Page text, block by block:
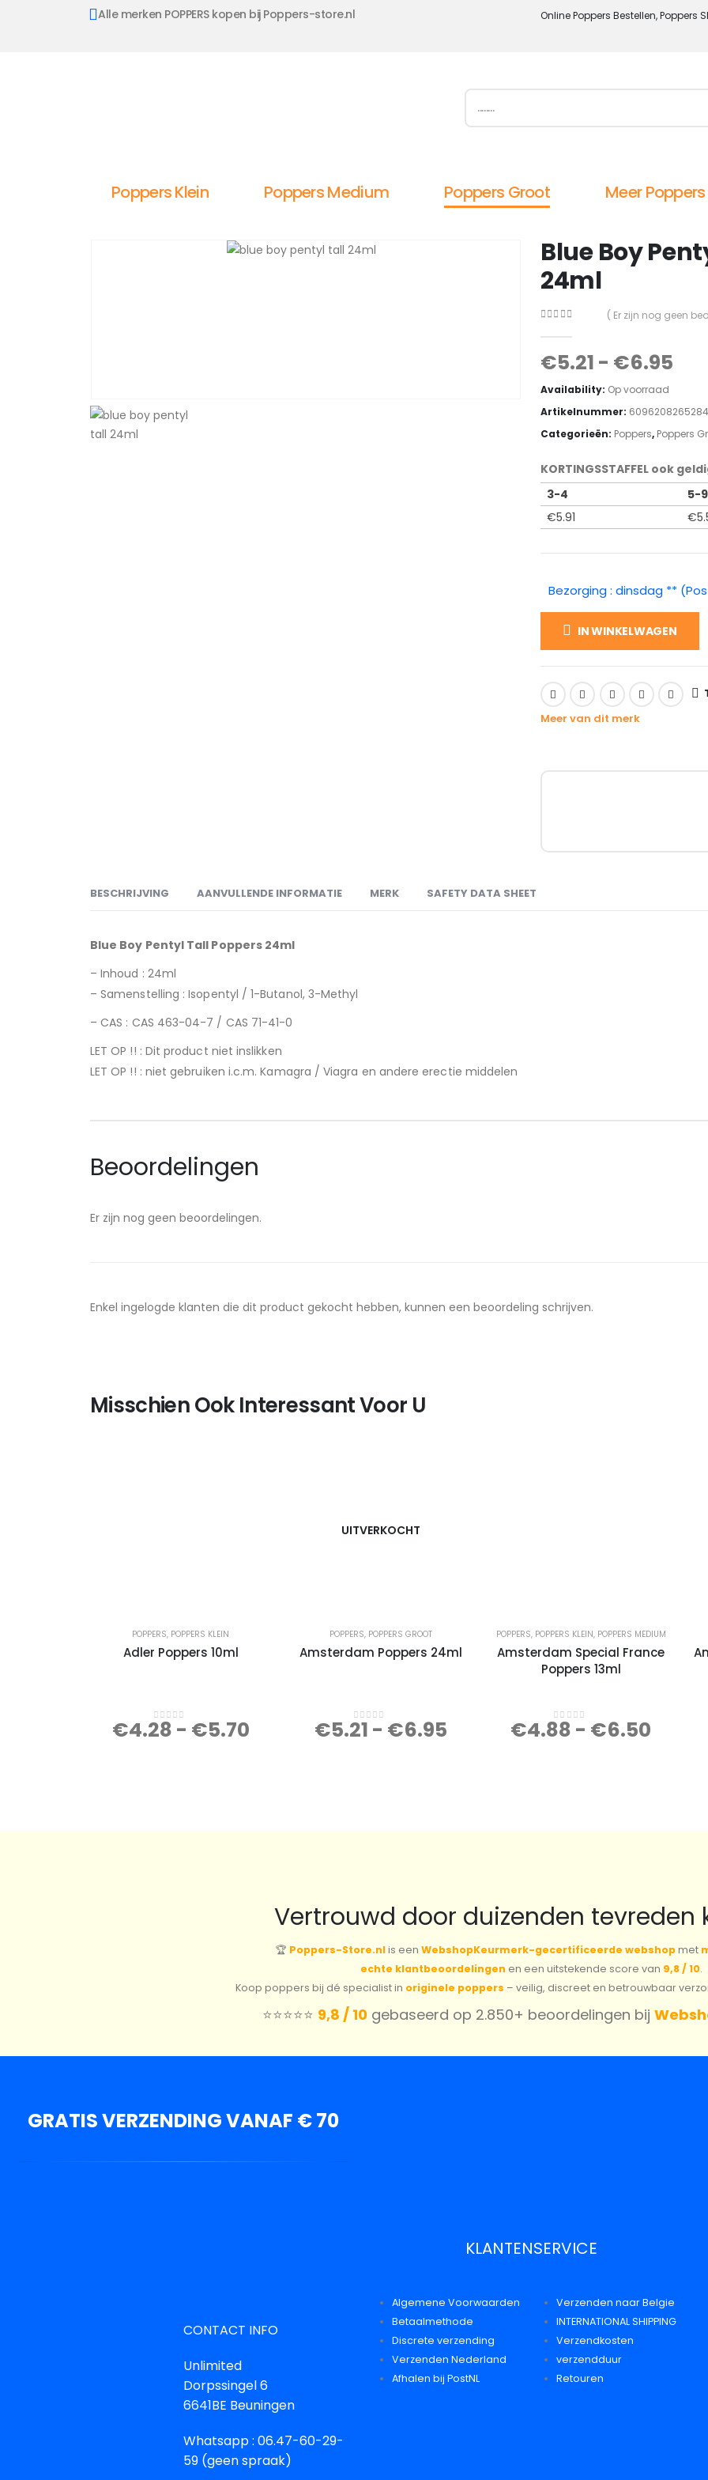
Alle merken POPPERS kopen bij Poppers-store.nl Online Poppers Bestellen, Poppers
Poppers Klein Poppers Medium Poppers Groot Meer Poppers
Blue Boy
24ml
( Er zijn nog geen
€5.21 - €6.95
Availability: Op voorraad
Artikelnummer: 6096208265284
Categorieën: Poppers, Poppers
KORTINGSSTAFFEL ook
3-4
5-9
€5.91 €
Bezorging : dinsdag **
IN WINKELWAGEN
Meer van dit merk
BESCHRIJVING AANVULLENDE INFORMATIE MERK SAFETY DATA SHEET
Blue Boy Pentyl Tall Poppers 24ml
– Inhoud : 24ml
– Samenstelling : Isopentyl / 1-Butanol, 3-Methyl
– CAS : CAS 463-04-7 / CAS 71-41-0
LET OP !! : Dit product niet inslikken
LET OP !! : niet gebruiken i.c.m. Kamagra / Viagra en andere erectie middelen
Beoordelingen
Er zijn nog geen beoordelingen.
Enkel ingelogde klanten die dit product gekocht hebben, kunnen een beoordeling schrijven.
Misschien Ook Interessant Voor U
POPPERS, POPPERS KLEIN
Adler Poppers 10ml
0out of 5
€4.28 - €5.70
UITVERKOCHT
POPPERS, POPPERS GROOT
Amsterdam Poppers 24ml
0out of 5
€5.21 - €6.95
POPPERS, POPPERS KLEIN, POPPERS MEDIUM
Amsterdam Special France
Poppers 13ml
0 out of 5
€4.88 - €6.50
Vertrouwd door duizenden tevreden
🏆 Poppers-Store.nlis een WebshopKeurmerk-gecertificeerde webshopmet
echte klantbeoordelingen en een uitstekende score van 9,8 / 10.
Koop poppers bij dé specialist in originele poppers – veilig, discreet en betrouwbaar
⭐️⭐️⭐️⭐️⭐️ 9,8 / 10gebaseerd op 2.850+ beoordelingen bij
GRATIS VERZENDING VANAF € 70
KLANTENSERVICE
CONTACT INFO
Unlimited
Dorpssingel 6
6641BE Beuningen
Whatsapp : 06.47-60-29-
59 (geen spraak)
Algemene Voorwaarden
Betaalmethode
Discrete verzending
Verzenden Nederland
Afhalen bij PostNL
Verzenden naar Belgie
INTERNATIONAL SHIPPING
Verzendkosten
verzendduur
Retouren